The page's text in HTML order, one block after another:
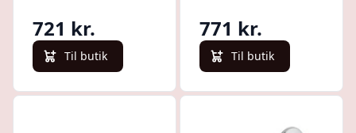
721 kr.
Til butik
771 kr.
Til butik